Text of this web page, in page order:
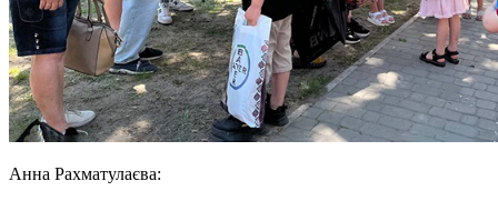
Анна Рахматулаєва: